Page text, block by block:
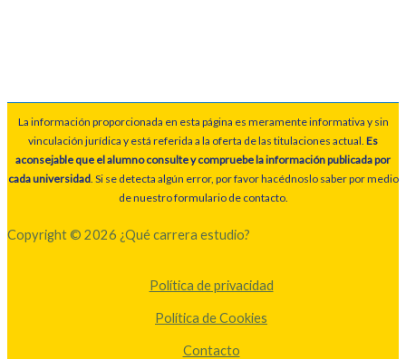
La información proporcionada en esta página es meramente informativa y sin
vinculación jurídica y está referida a la oferta de las titulaciones actual. Es
aconsejable que el alumno consulte y compruebe la información publicada por
cada universidad. Si se detecta algún error, por favor hacédnoslo saber por medio
de nuestro formulario de contacto.
Copyright © 2026 ¿Qué carrera estudio?
Política de privacidad
Política de Cookies
Contacto